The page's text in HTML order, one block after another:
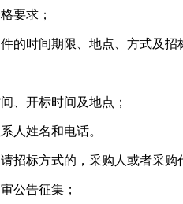
要求；
时间期限、地点、方式及招
开标时间及地点；
姓名和电话。
方式的，采购人或者采购代
告征集；